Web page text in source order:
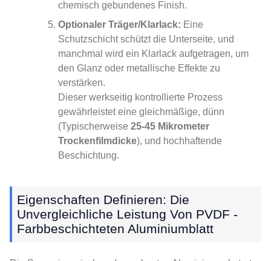
chemisch gebundenes Finish.
Optionaler Träger/Klarlack: Eine
Schutzschicht schützt die Unterseite, und
manchmal wird ein Klarlack aufgetragen, um
den Glanz oder metallische Effekte zu
verstärken.
Dieser werkseitig kontrollierte Prozess
gewährleistet eine gleichmäßige, dünn
(Typischerweise 25-45 Mikrometer
Trockenfilmdicke), und hochhaftende
Beschichtung.
Eigenschaften Definieren: Die
Unvergleichliche Leistung Von PVDF -
Farbbeschichteten Aluminiumblatt